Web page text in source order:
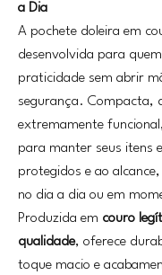
a Dia
A pochete doleira em
desenvolvida para
praticidade sem abrir
segurança. Compacta,
extremamente
para manter seus itens
protegidos e ao
no dia a dia ou em
Produzida em couro
qualidade, oferece
toque macio e